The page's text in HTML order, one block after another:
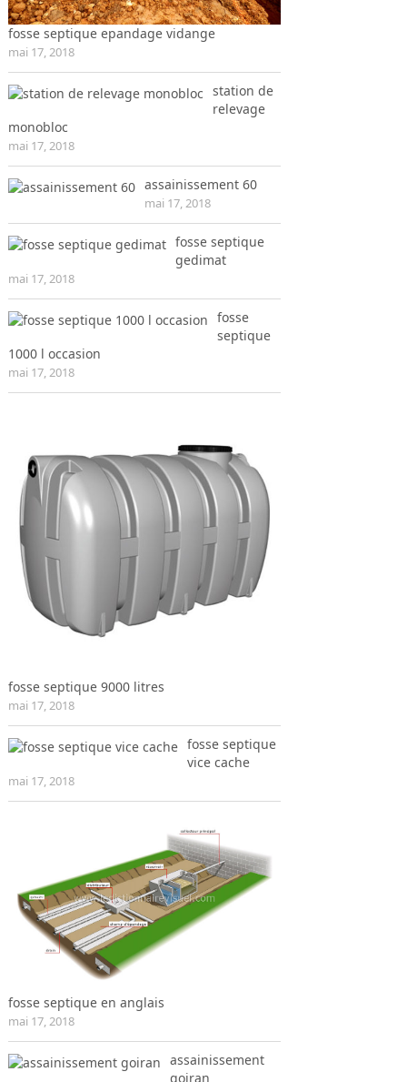
fosse septique epandage vidange
mai 17, 2018
station de
relevage
monobloc
mai 17, 2018
assainissement 60
mai 17, 2018
fosse septique
gedimat
mai 17, 2018
fosse
septique
1000 l occasion
mai 17, 2018
fosse septique 9000 litres
mai 17, 2018
fosse septique
vice cache
mai 17, 2018
fosse septique en anglais
mai 17, 2018
assainissement
goiran